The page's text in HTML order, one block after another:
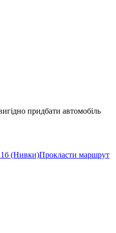
придбати автомобіль
1б (Нивки)Прокласти маршрут